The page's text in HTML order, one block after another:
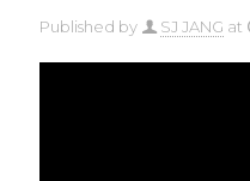
Published by SJ JANG at